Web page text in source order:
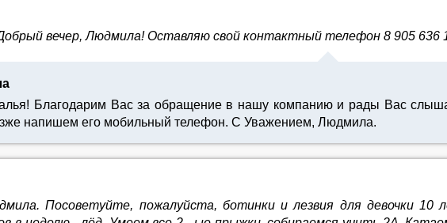
вечер, Людмила! Оставляю свой контактный телефон 8 905 636
Благодарим Вас за обращение в нашу компанию и рады Вас
напишем его мобильный телефон. С Уважением, Людмила.
Посоветуйте, пожалуйста, ботинки и лезвия для девочки